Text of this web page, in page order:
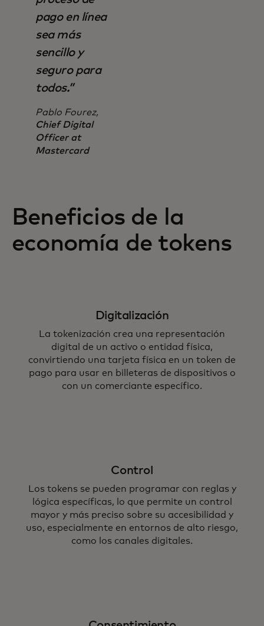
pago en línea
sea más
sencillo y
seguro para
todos.”
Pablo Fourez,
Chief Digital
Officer at
Mastercard
Beneficios de la
economía de tokens
Digitalización
La tokenización crea una representación
digital de un activo o entidad física,
convirtiendo una tarjeta física en un token de
pago para usar en billeteras de dispositivos o
con un comerciante específico.
Control
Los tokens se pueden programar con reglas y
lógica específicas, lo que permite un control
mayor y más preciso sobre su accesibilidad y
uso, especialmente en entornos de alto riesgo,
como los canales digitales.